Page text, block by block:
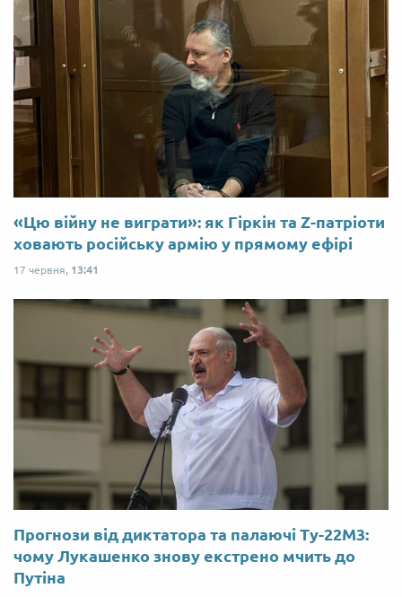
«Цю війну не виграти»: як Гіркін та Z-патріоти
ховають російську армію у прямому ефірі
17 червня, 13:41
Прогнози від диктатора та палаючі Ту-22М3:
чому Лукашенко знову екстрено мчить до
Путіна